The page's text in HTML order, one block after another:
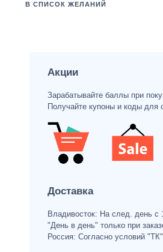
В СПИСОК ЖЕЛАНИЙ
Акции
Зарабатывайте баллы при
Получайте купоны и коды для
Доставка
Владивосток: На след. день с
"День в день" только при
Россия: Согласно условий "ТК".